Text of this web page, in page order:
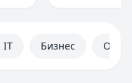
IT Бизнес